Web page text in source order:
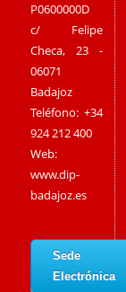
P0600000D
c/ Felipe
Checa, 23 -
06071
Badajoz
Teléfono: +34
924 212 400
Web:
www.dip-
badajoz.es
Sede
Electrónica